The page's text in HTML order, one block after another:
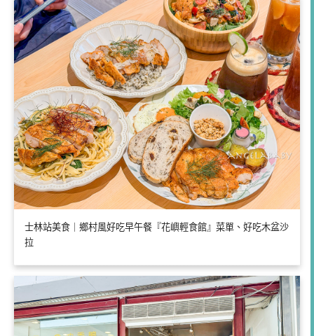
士林站美食｜鄉村風好吃早午餐『花嶼輕食館』菜單、好吃木盆沙
拉